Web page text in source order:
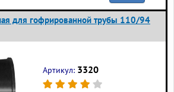
для гофрированной трубы 110/94
Артикул: 3320